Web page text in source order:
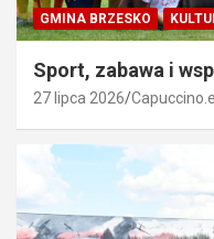
GMINA BRZESKO
Sport, zabawa i
27 lipca 2026